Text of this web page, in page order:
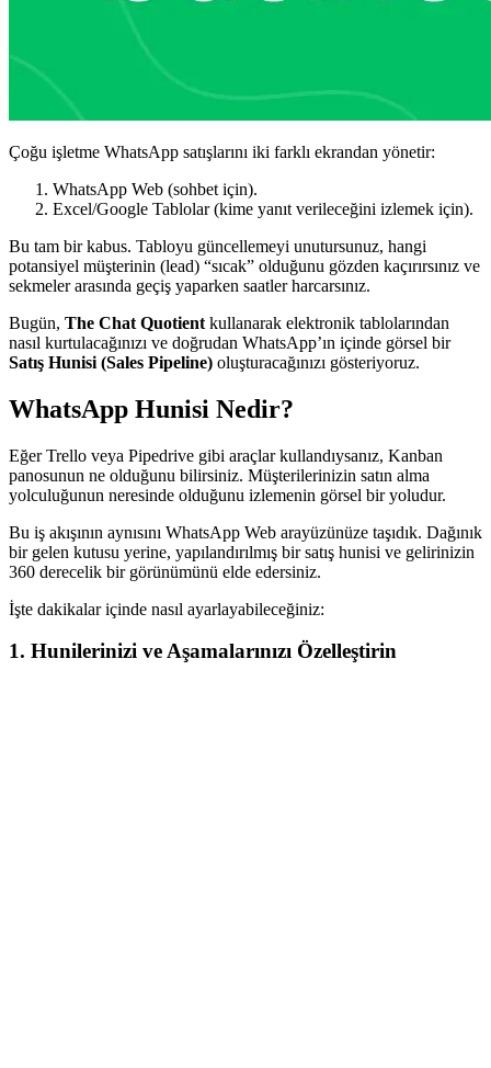
Çoğu işletme WhatsApp satışlarını iki farklı ekrandan yönetir:
WhatsApp Web (sohbet için).
Excel/Google Tablolar (kime yanıt verileceğini izlemek için).
Bu tam bir kabus. Tabloyu güncellemeyi unutursunuz, hangi
potansiyel müşterinin (lead) “sıcak” olduğunu gözden kaçırırsınız ve
sekmeler arasında geçiş yaparken saatler harcarsınız.
Bugün, The Chat Quotient kullanarak elektronik tablolarından
nasıl kurtulacağınızı ve doğrudan WhatsApp’ın içinde görsel bir
Satış Hunisi (Sales Pipeline) oluşturacağınızı gösteriyoruz.
WhatsApp Hunisi Nedir?
Eğer Trello veya Pipedrive gibi araçlar kullandıysanız, Kanban
panosunun ne olduğunu bilirsiniz. Müşterilerinizin satın alma
yolculuğunun neresinde olduğunu izlemenin görsel bir yoludur.
Bu iş akışının aynısını WhatsApp Web arayüzünüze taşıdık. Dağınık
bir gelen kutusu yerine, yapılandırılmış bir satış hunisi ve gelirinizin
360 derecelik bir görünümünü elde edersiniz.
İşte dakikalar içinde nasıl ayarlayabileceğiniz:
1. Hunilerinizi ve Aşamalarınızı Özelleştirin